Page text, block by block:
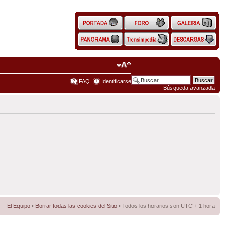
Búsqueda avanzada
FAQ Identificarse
El Equipo • Borrar todas las cookies del Sitio • Todos los horarios son UTC + 1 hora